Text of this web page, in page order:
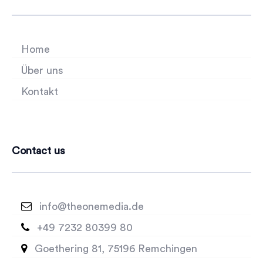
Home
Über uns
Kontakt
Contact us

info@theonemedia.de

+49 7232 80399 80

Goethering 81, 75196 Remchingen